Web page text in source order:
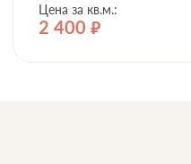
Цена за кв.м.:
2 400 руб.